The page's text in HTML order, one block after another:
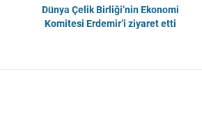
Dünya Çelik Birliği’nin Ekonomi
Komitesi Erdemir’i ziyaret etti